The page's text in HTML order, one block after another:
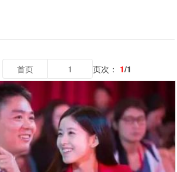
首页 1 页次： 1/1